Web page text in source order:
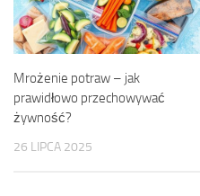
Mrożenie potraw – jak
prawidłowo przechowywać
żywność?
26 LIPCA 2025